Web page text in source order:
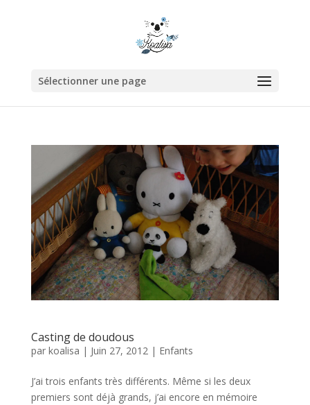
Sélectionner une page
Casting de doudous
par koalisa | Juin 27, 2012| Enfants
J’ai trois enfants très différents. Même si les deux
premiers sont déjà grands, j’ai encore en mémoire